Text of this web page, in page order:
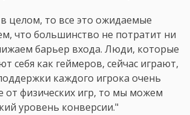
целом, то все это ожидаемые
что большинство не потратит ни
барьер входа. Люди, которые
себя как геймеров, сейчас играют,
каждого игрока очень
от физических игр, то мы можем
уровень конверсии."